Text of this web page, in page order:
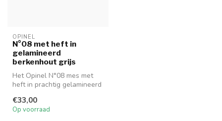
OPINEL
N°08 met heft in
gelamineerd
berkenhout grijs
Het Opinel N°08 mes met
heft in prachtig gelamineerd
€33,00
Op voorraad